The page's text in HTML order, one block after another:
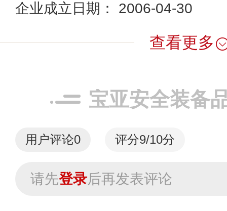
企业成立日期： 2006-04-30
查看更多
宝亚安全装备
用户评论0 评分9/10分
请先登录后再发表评论